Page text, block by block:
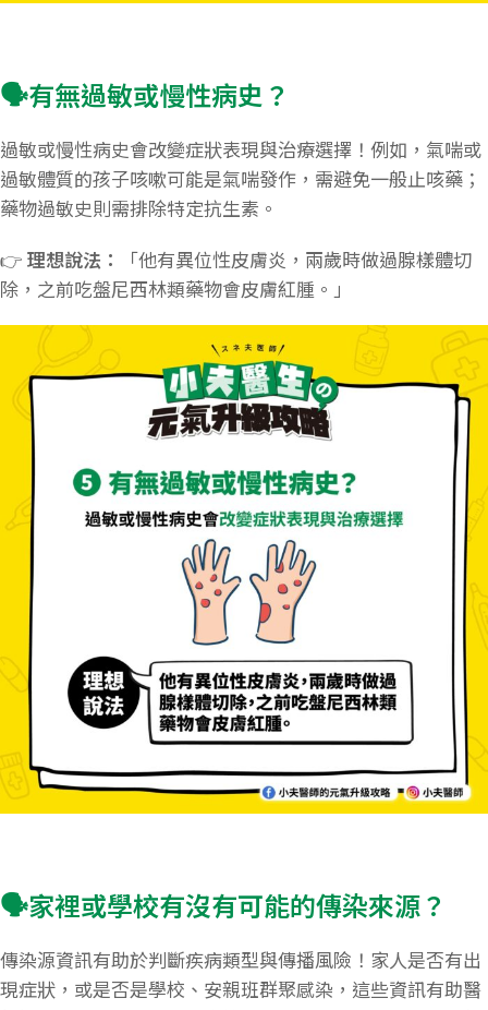
🗣️有無過敏或慢性病史？
過敏或慢性病史會改變症狀表現與治療選擇！例如，氣喘或
過敏體質的孩子咳嗽可能是氣喘發作，需避免一般止咳藥；
藥物過敏史則需排除特定抗生素。
👉 理想說法：
「他有異位性皮膚炎，兩歲時做過腺樣體切
除，之前吃盤尼西林類藥物會皮膚紅腫。」
🗣️家裡或學校有沒有可能的傳染來源？
傳染源資訊有助於判斷疾病類型與傳播風險！家人是否有出
現症狀，或是否是學校、安親班群聚感染，這些資訊有助醫